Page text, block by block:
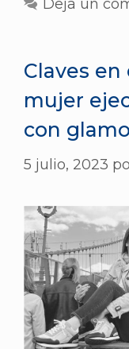
Deja un
Claves
mujer
con
5 julio, 2023